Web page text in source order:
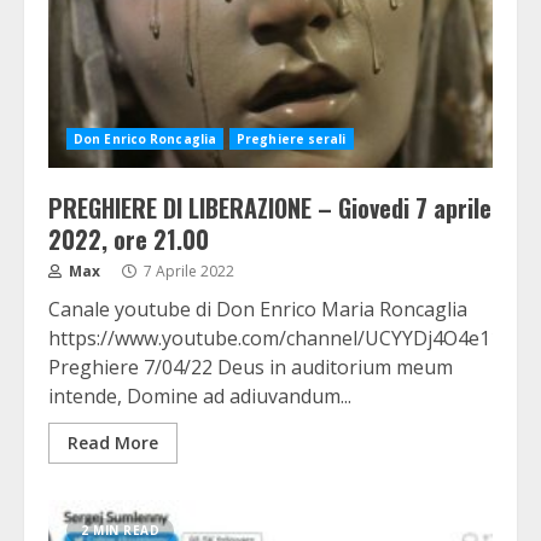
Don Enrico Roncaglia Preghiere serali
PREGHIERE DI LIBERAZIONE – Giovedi 7 aprile
2022, ore 21.00
Max 7 Aprile 2022
Canale youtube di Don Enrico Maria Roncaglia
https://www.youtube.com/channel/
Preghiere 7/04/22 Deus in auditorium meum
intende, Domine ad adiuvandum...
Read More
2 MIN READ